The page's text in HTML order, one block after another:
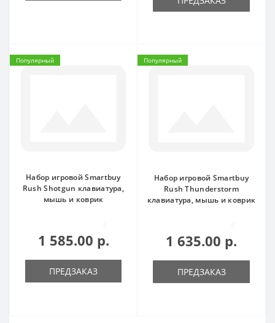
Популярный
Набор игровой Smartbuy
Rush Shotgun клавиатура,
мышь и коврик
1 585.00 р.
ПРЕДЗАКАЗ
Популярный
Набор игровой Smartbuy
Rush Thunderstorm
клавиатура, мышь и коврик
1 635.00 р.
ПРЕДЗАКАЗ